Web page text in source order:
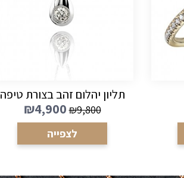
תליון יהלום זהב בצורת טיפה
₪4,900₪9,800
לצפייה